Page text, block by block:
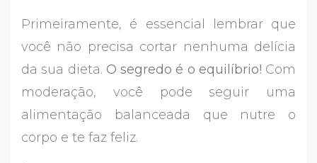
Primeiramente, é essencial lembrar que
você não precisa cortar nenhuma delícia
da sua dieta. O segredo é o equilíbrio! Com
moderação, você pode seguir uma
alimentação balanceada que nutre o
corpo e te faz feliz.